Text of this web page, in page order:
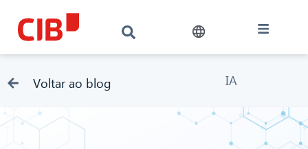
Voltar ao blog IA